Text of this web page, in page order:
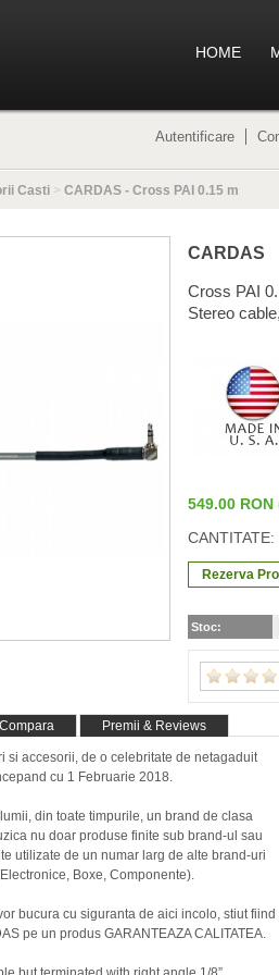
HOME
Autentificare
Casti > CARDAS - Cross PAI 0.15 m
CARDAS
Cross PAI
Stereo
549.00 RON
CANTITATE:
Stoc:
Compara Premii & Reviews
si accesorii, de o celebritate de netagaduit
cu 1 Februarie 2018.
din toate timpurile, un brand de clasa
nu doar produse finite sub brand-ul sau
utilizate de un numar larg de alte brand-uri
Boxe, Componente).
bucura cu siguranta de aici incolo, stiut fiind
pe un produs GARANTEAZA CALITATEA.